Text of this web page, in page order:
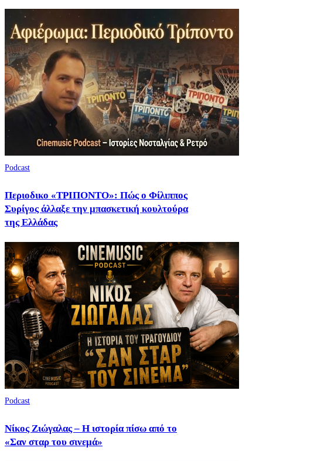
Podcast
Περιοδικο «ΤΡΙΠΟΝΤΟ»: Πώς ο Φίλιππος
Συρίγος άλλαξε την μπασκετική κουλτούρα
της Ελλάδας
Podcast
Νίκος Ζιώγαλας – Η ιστορία πίσω από το
«Σαν σταρ του σινεμά»